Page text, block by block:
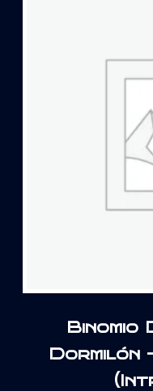
Binomio
Dormilón